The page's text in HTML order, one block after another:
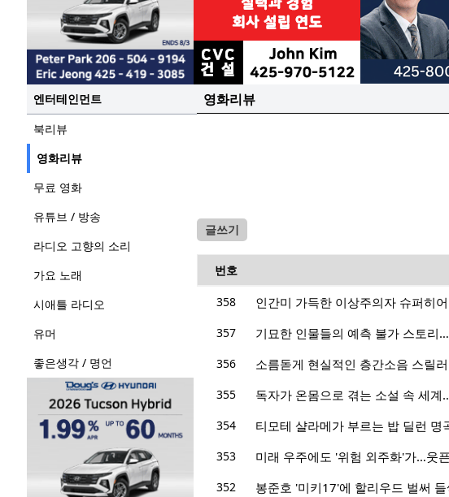
엔터테인먼트
북리뷰
영화리뷰
무료 영화
유튜브 / 방송
라디오 고향의 소리
가요 노래
시애틀 라디오
유머
좋은생각 / 명언
영화리뷰
글쓰기
번호
358 인간미 가득한 이상주의자 슈퍼히
357
기묘한 인물들의 예측 불가 스토리
356
소름돋게 현실적인 층간소음 스릴
355
독자가 온몸으로 겪는 소설 속 세
354
티모테 샬라메가 부르는 밥 딜런
353
미래 우주에도 '위험 외주화'가…웃
352
봉준호 '미키17'에 할리우드 벌써